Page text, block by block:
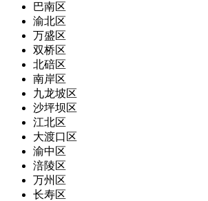
巴南区
渝北区
万盛区
双桥区
北碚区
南岸区
九龙坡区
沙坪坝区
江北区
大渡口区
渝中区
涪陵区
万州区
长寿区